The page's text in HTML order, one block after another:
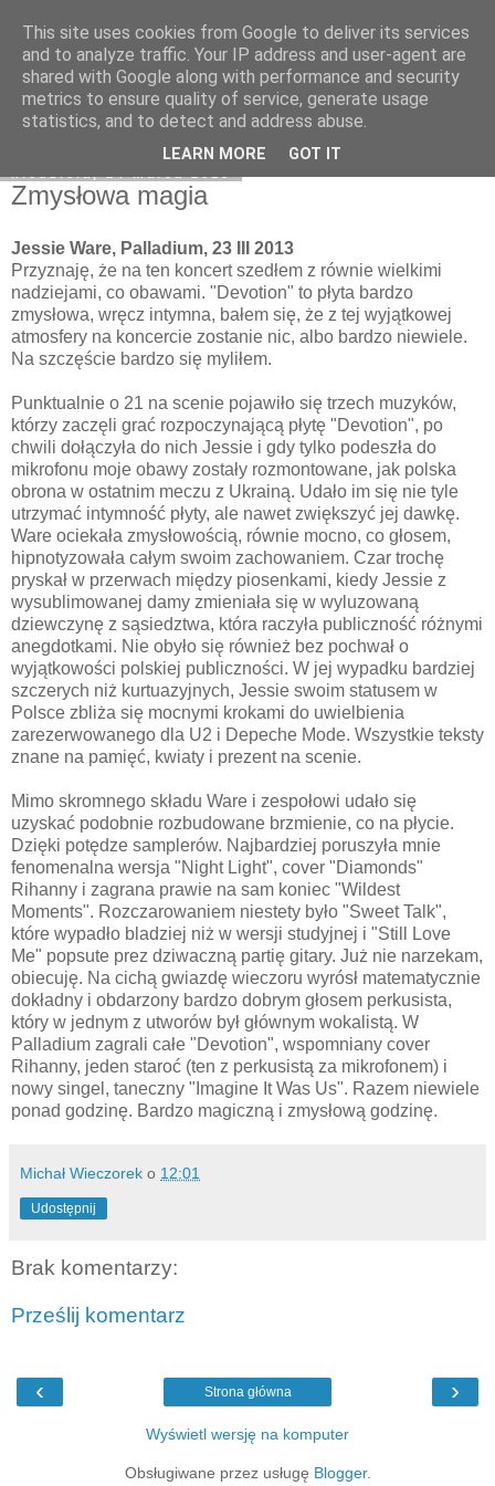
Na obrzeżach
Zmysłowa magia
Jessie Ware, Palladium, 23 III 2013
Przyznaję, że na ten koncert szedłem z równie wielkimi
nadziejami, co obawami. "Devotion" to płyta bardzo
zmysłowa, wręcz intymna, bałem się, że z tej wyjątkowej
atmosfery na koncercie zostanie nic, albo bardzo niewiele.
Na szczęście bardzo się myliłem.
Punktualnie o 21 na scenie pojawiło się trzech muzyków,
którzy zaczęli grać rozpoczynającą płytę "Devotion", po
chwili dołączyła do nich Jessie i gdy tylko podeszła do
mikrofonu moje obawy zostały rozmontowane, jak polska
obrona w ostatnim meczu z Ukrainą. Udało im się nie tyle
utrzymać intymność płyty, ale nawet zwiększyć jej dawkę.
Ware ociekała zmysłowością, równie mocno, co głosem,
hipnotyzowała całym swoim zachowaniem. Czar trochę
pryskał w przerwach między piosenkami, kiedy Jessie z
wysublimowanej damy zmieniała się w wyluzowaną
dziewczynę z sąsiedztwa, która raczyła publiczność różnymi
anegdotkami. Nie obyło się również bez pochwał o
wyjątkowości polskiej publiczności. W jej wypadku bardziej
szczerych niż kurtuazyjnych, Jessie swoim statusem w
Polsce zbliża się mocnymi krokami do uwielbienia
zarezerwowanego dla U2 i Depeche Mode. Wszystkie teksty
znane na pamięć, kwiaty i prezent na scenie.
Mimo skromnego składu Ware i zespołowi udało się
uzyskać podobnie rozbudowane brzmienie, co na płycie.
Dzięki potędze samplerów. Najbardziej poruszyła mnie
fenomenalna wersja "Night Light", cover "Diamonds"
Rihanny i zagrana prawie na sam koniec "Wildest
Moments". Rozczarowaniem niestety było "Sweet Talk",
które wypadło bladziej niż w wersji studyjnej i "Still Love
Me" popsute prez dziwaczną partię gitary. Już nie narzekam,
obiecuję. Na cichą gwiazdę wieczoru wyrósł matematycznie
dokładny i obdarzony bardzo dobrym głosem perkusista,
który w jednym z utworów był głównym wokalistą. W
Palladium zagrali całe "Devotion", wspomniany cover
Rihanny, jeden staroć (ten z perkusistą za mikrofonem) i
nowy singel, taneczny "Imagine It Was Us". Razem niewiele
ponad godzinę. Bardzo magiczną i zmysłową godzinę.
Michał Wieczorek o 12:01
Udostępnij
Brak komentarzy:
Prześlij komentarz
‹ ›
Strona główna
Wyświetl wersję na komputer
Obsługiwane przez usługę Blogger.
This site uses cookies from Google to deliver its services
and to analyze traffic. Your IP address and user-agent are
shared with Google along with performance and security
metrics to ensure quality of service, generate usage
statistics, and to detect and address abuse.
LEARN MORE GOT IT